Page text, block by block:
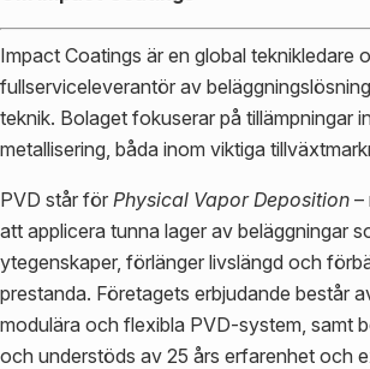
Impact Coatings är en global teknikledare
fullserviceleverantör av
teknik. Bolaget fokuserar på tillämpningar
metallisering, båda inom viktiga
PVD står för Physical Vapor Deposition –
att applicera tunna lager av beläggningar
ytegenskaper, förlänger livslängd och
prestanda. Företagets erbjudande består
modulära och flexibla PVD-system, samt
och understöds av 25 års erfarenhet och